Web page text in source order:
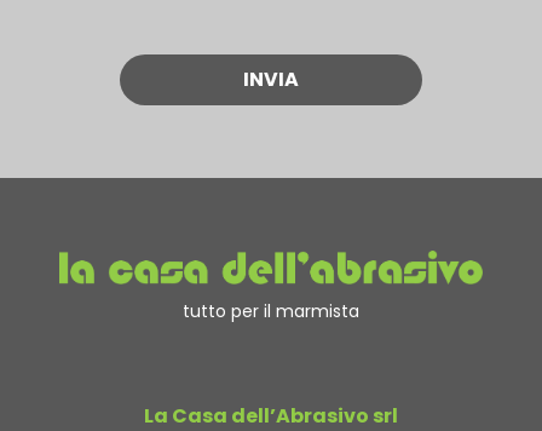
tutto per il marmista
La Casa dell’Abrasivo srl